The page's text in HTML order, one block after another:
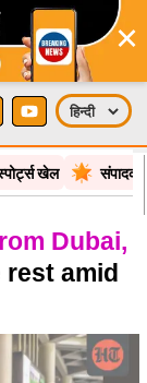
×
खेल
Dubai,
amid